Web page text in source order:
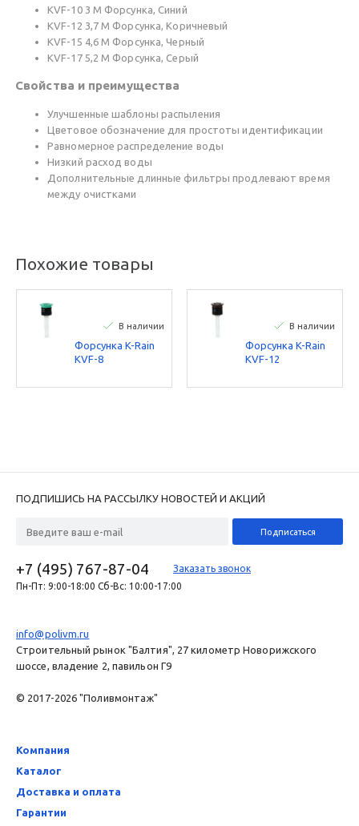
KVF-10 3 М Форсунка, Синий
KVF-12 3,7 М Форсунка, Коричневый
KVF-15 4,6 М Форсунка, Черный
KVF-17 5,2 М Форсунка, Серый
Свойства и преимущества
Улучшенные шаблоны распыления
Цветовое обозначение для простоты идентификации
Равномерное распределение воды
Низкий расход воды
Дополнительные длинные фильтры продлевают время
между очистками
Похожие товары
В наличии
Форсунка K-Rain
KVF-8
В наличии
Форсунка K-Rain
KVF-12
ПОДПИШИСЬ НА РАССЫЛКУ НОВОСТЕЙ И АКЦИЙ
+7 (495) 767-87-04
Заказать звонок
Пн-Пт: 9:00-18:00 Сб-Вс: 10:00-17:00
info@polivm.ru
Строительный рынок "Балтия", 27 километр Новорижского
шоссе, владение 2, павильон Г9
© 2017-2026 "Поливмонтаж"
Компания
Каталог
Доставка и оплата
Гарантии